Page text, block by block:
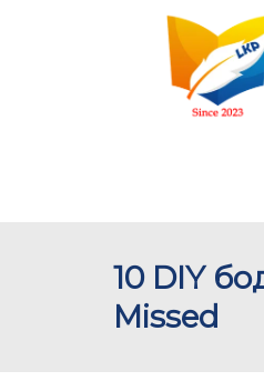
10 DIY
Missed